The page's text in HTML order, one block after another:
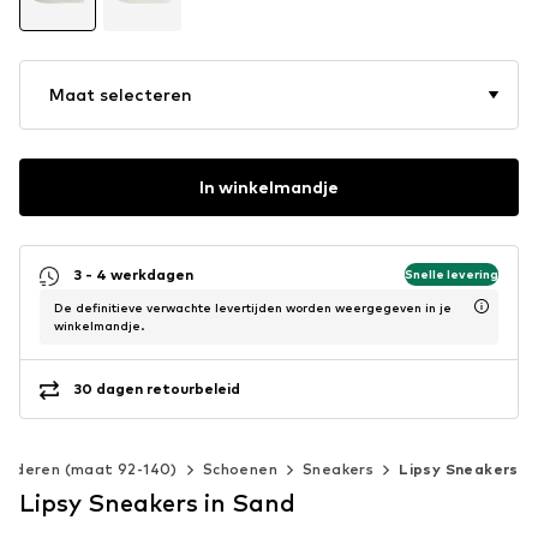
Maat selecteren
In winkelmandje
3 - 4 werkdagen Snelle levering
De definitieve verwachte levertijden worden weergegeven in je
winkelmandje.
30 dagen retourbeleid
(maat 92-140) Schoenen Sneakers Lipsy Sneakers
Lipsy Sneakers in Sand